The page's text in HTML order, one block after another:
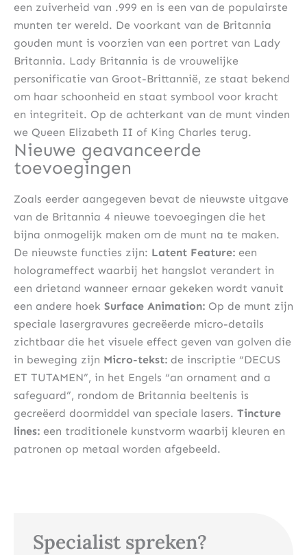
Specialist spreken?
een zuiverheid van .999 en is een van de populairste
munten ter wereld. De voorkant van de Britannia
gouden munt is voorzien van een portret van Lady
Britannia. Lady Britannia is de vrouwelijke
personificatie van Groot-Brittannië, ze staat bekend
om haar schoonheid en staat symbool voor kracht
en integriteit. Op de achterkant van de munt vinden
we Queen Elizabeth II of King Charles terug.
Nieuwe geavanceerde
toevoegingen
Zoals eerder aangegeven bevat de nieuwste uitgave
van de Britannia 4 nieuwe toevoegingen die het
bijna onmogelijk maken om de munt na te maken.
De nieuwste functies zijn: Latent Feature: een
hologrameffect waarbij het hangslot verandert in
een drietand wanneer ernaar gekeken wordt vanuit
een andere hoek Surface Animation: Op de munt zijn
speciale lasergravures gecreëerde micro-details
zichtbaar die het visuele effect geven van golven die
in beweging zijn Micro-tekst: de inscriptie “DECUS
ET TUTAMEN”, in het Engels “an ornament and a
safeguard”, rondom de Britannia beeltenis is
gecreëerd doormiddel van speciale lasers. Tincture
lines: een traditionele kunstvorm waarbij kleuren en
patronen op metaal worden afgebeeld.